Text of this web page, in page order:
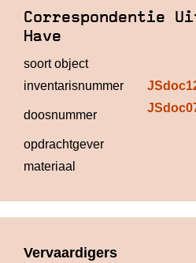
Correspondentie
Have
soort object
inventarisnummer
doosnummer
opdrachtgever
materiaal
Vervaardigers